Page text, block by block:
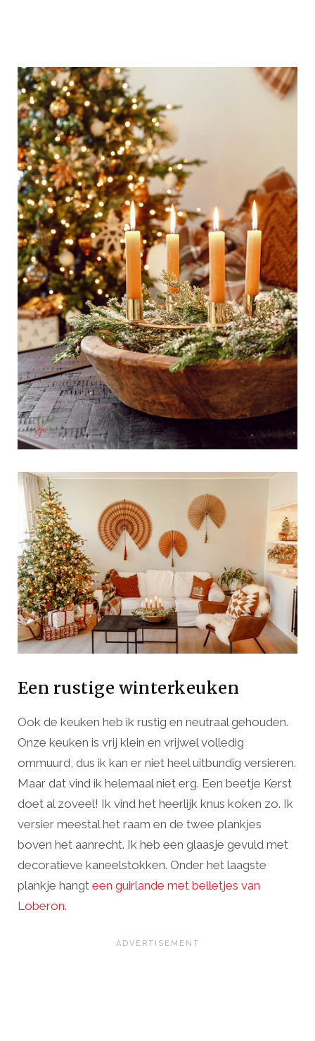
Een rustige winterkeuken
Ook de keuken heb ik rustig en neutraal gehouden.
Onze keuken is vrij klein en vrijwel volledig
ommuurd, dus ik kan er niet heel uitbundig versieren.
Maar dat vind ik helemaal niet erg. Een beetje Kerst
doet al zoveel! Ik vind het heerlijk knus koken zo. Ik
versier meestal het raam en de twee plankjes
boven het aanrecht. Ik heb een glaasje gevuld met
decoratieve kaneelstokken. Onder het laagste
plankje hangt een guirlande met belletjes van
Loberon.